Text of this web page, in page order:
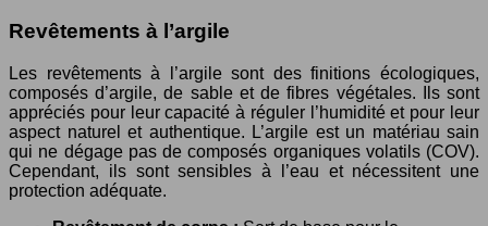
Revêtements à l’argile
Les revêtements à l’argile sont des finitions écologiques,
composés d’argile, de sable et de fibres végétales. Ils sont
appréciés pour leur capacité à réguler l’humidité et pour leur
aspect naturel et authentique. L’argile est un matériau sain
qui ne dégage pas de composés organiques volatils (COV).
Cependant, ils sont sensibles à l’eau et nécessitent une
protection adéquate.